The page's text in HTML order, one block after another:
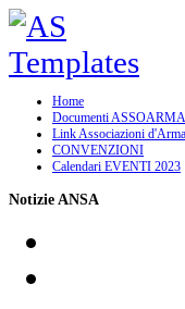
Home
Documenti ASSOARMA
Link Associazioni d'Arma
CONVENZIONI
Calendari EVENTI 2023
Notizie ANSA